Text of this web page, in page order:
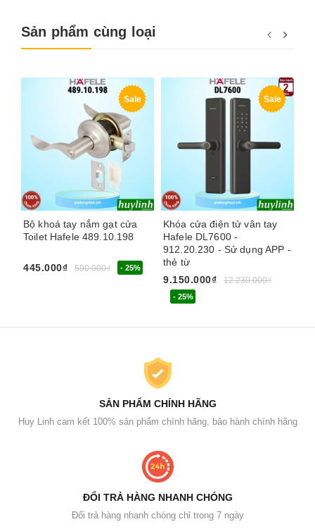
Sản phẩm cùng loại
Sale
Bộ khoá tay nắm gạt cửa
Toilet Hafele 489.10.198
445.000₫ 590.000₫ - 25%
Sale
Khóa cửa điện tử vân tay
Hafele DL7600 -
912.20.230 - Sử dụng APP -
thẻ từ
9.150.000₫
12.230.000₫
- 25%
SẢN PHẨM CHÍNH HÃNG
Huy Linh cam kết 100% sản phẩm chính hãng, bảo hành chính hãng
ĐỔI TRẢ HÀNG NHANH CHÓNG
Đổi trả hàng nhanh chóng chỉ trong 7 ngày